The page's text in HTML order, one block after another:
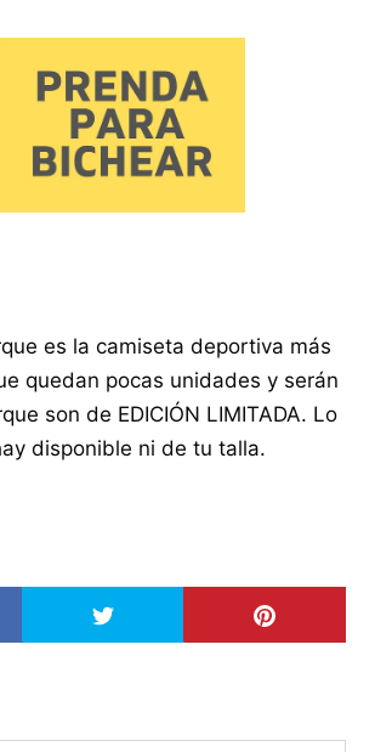
es la camiseta deportiva más
quedan pocas unidades y serán
son de EDICIÓN LIMITADA. Lo
disponible ni de tu talla.